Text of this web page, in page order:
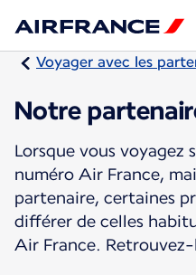
Voyager avec les
Notre
Lorsque vous
numéro Air France,
partenaire, certaines
différer de celles
Air France.